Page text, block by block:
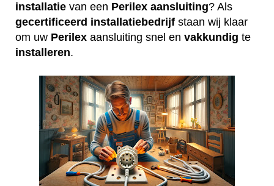
installatie van een Perilex aansluiting? Als
gecertificeerd installatiebedrijf staan wij klaar
om uw Perilex aansluiting snel en vakkundig te
installeren.